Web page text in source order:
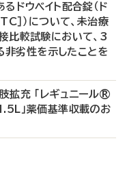
ドウベイト配合錠（ド
］）について、未治療
比較試験において、3
劣性を示したことを
拡充 「レギュニール®
」薬価基準収載のお